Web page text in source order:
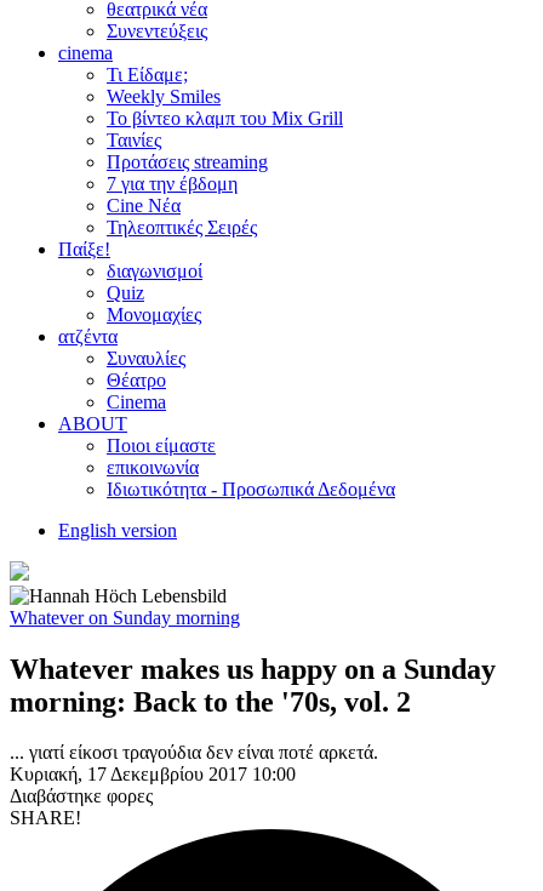
θεατρικά νέα
Συνεντεύξεις
cinema
Τι Είδαμε;
Weekly Smiles
Το βίντεο κλαμπ του Mix Grill
Ταινίες
Προτάσεις streaming
7 για την έβδομη
Cine Νέα
Τηλεοπτικές Σειρές
Παίξε!
διαγωνισμοί
Quiz
Μονομαχίες
ατζέντα
Συναυλίες
Θέατρο
Cinema
ABOUT
Ποιοι είμαστε
επικοινωνία
Ιδιωτικότητα - Προσωπικά Δεδομένα
English version
Whatever on Sunday morning
Whatever makes us happy on a Sunday
morning: Βack to the '70s, vol. 2
... γιατί είκοσι τραγούδια δεν είναι ποτέ αρκετά.
Κυριακή, 17 Δεκεμβρίου 2017 10:00
Διαβάστηκε φορες
SHARE!